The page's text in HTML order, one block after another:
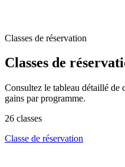
Classes de réservation
Classes de
Consultez le tableau détaillé de
gains par programme.
26 classes
Classe de réservation